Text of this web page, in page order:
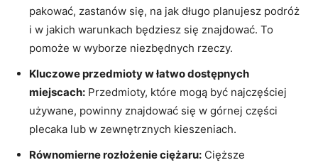
⁤pakować, zastanów się, na jak długo planujesz podróż
i w jakich warunkach będziesz się znajdować.‍ To
pomoże w wyborze niezbędnych⁤ rzeczy.
Kluczowe przedmioty w ⁣łatwo dostępnych
miejscach: Przedmioty, które mogą być najczęściej
używane, powinny znajdować się w górnej części
plecaka lub w zewnętrznych kieszeniach.
Równomierne rozłożenie ciężaru: ⁢Cięższe